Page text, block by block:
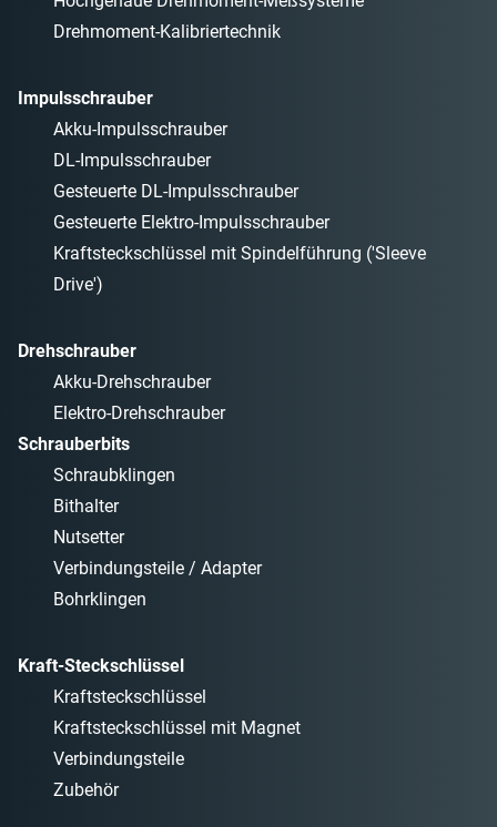
Drehmoment-Kalibriertechnik
Impulsschrauber
Akku-Impulsschrauber
DL-Impulsschrauber
Gesteuerte DL-Impulsschrauber
Gesteuerte Elektro-Impulsschrauber
Kraftsteckschlüssel mit Spindelführung ('Sleeve
Drive')
Drehschrauber
Akku-Drehschrauber
Elektro-Drehschrauber
Schrauberbits
Schraubklingen
Bithalter
Nutsetter
Verbindungsteile / Adapter
Bohrklingen
Kraft-Steckschlüssel
Kraftsteckschlüssel
Kraftsteckschlüssel mit Magnet
Verbindungsteile
Zubehör